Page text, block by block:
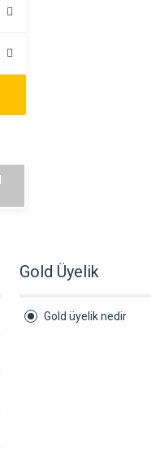
Gold Üyelik
Gold üyelik nedir